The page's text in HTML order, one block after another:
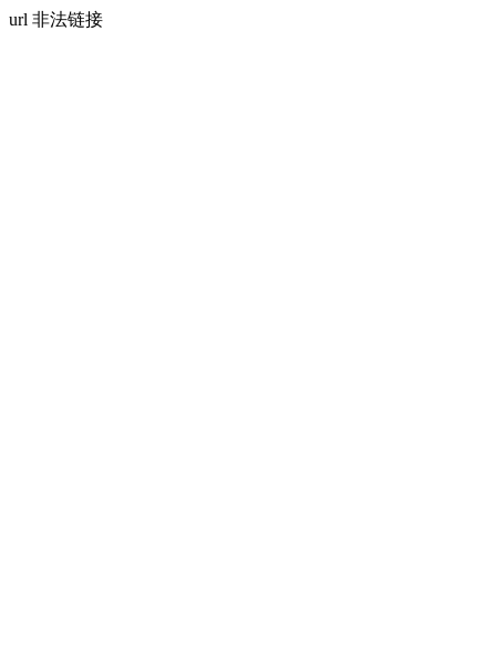
url 非法链接